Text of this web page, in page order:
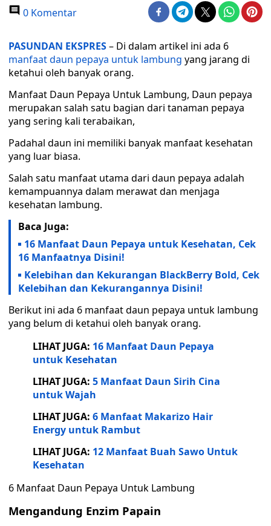
0 Komentar
PASUNDAN EKSPRES– Di dalam artikel ini ada 6
manfaat daun pepaya untuk lambung yang jarang di
ketahui oleh banyak orang.
Manfaat Daun Pepaya Untuk Lambung, Daun pepaya
merupakan salah satu bagian dari tanaman pepaya
yang sering kali terabaikan,
Padahal daun ini memiliki banyak manfaat kesehatan
yang luar biasa.
Salah satu manfaat utama dari daun pepaya adalah
kemampuannya dalam merawat dan menjaga
kesehatan lambung.
Baca Juga:
16 Manfaat Daun Pepaya untuk Kesehatan, Cek
16 Manfaatnya Disini!
Kelebihan dan Kekurangan BlackBerry Bold, Cek
Kelebihan dan Kekurangannya Disini!
Berikut ini ada 6 manfaat daun pepaya untuk lambung
yang belum di ketahui oleh banyak orang.
LIHAT JUGA: 16 Manfaat Daun Pepaya
untuk Kesehatan
LIHAT JUGA: 5 Manfaat Daun Sirih Cina
untuk Wajah
LIHAT JUGA: 6 Manfaat Makarizo Hair
Energy untuk Rambut
LIHAT JUGA: 12 Manfaat Buah Sawo Untuk
Kesehatan
6 Manfaat Daun Pepaya Untuk Lambung
Mengandung Enzim Papain